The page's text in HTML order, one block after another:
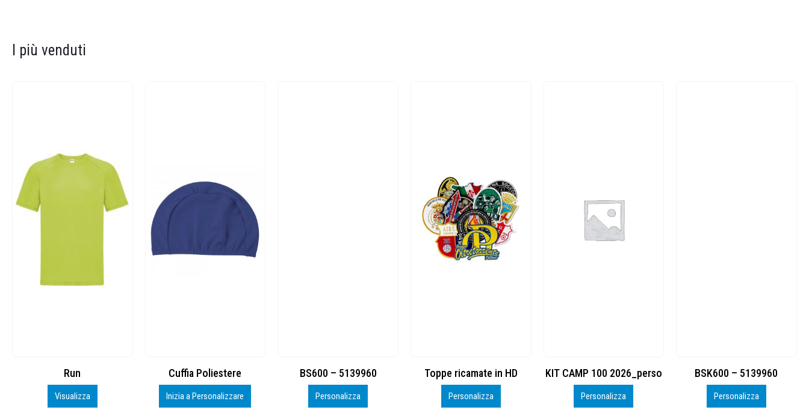
I più venduti
Cuffia Poliestere
Inizia a Personalizzare
BS600 – 5139960
Personalizza
Toppe ricamate in HD
Personalizza
KIT CAMP 100 2026_perso
Personalizza
BSK600 – 5139960
Personalizza
DTF
Personalizza